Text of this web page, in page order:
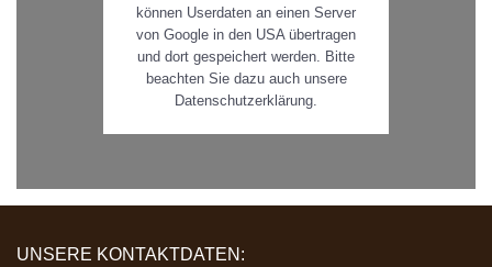
können Userdaten an einen Server
von Google in den USA übertragen
und dort gespeichert werden. Bitte
beachten Sie dazu auch unsere
Datenschutzerklärung.
UNSERE KONTAKTDATEN: